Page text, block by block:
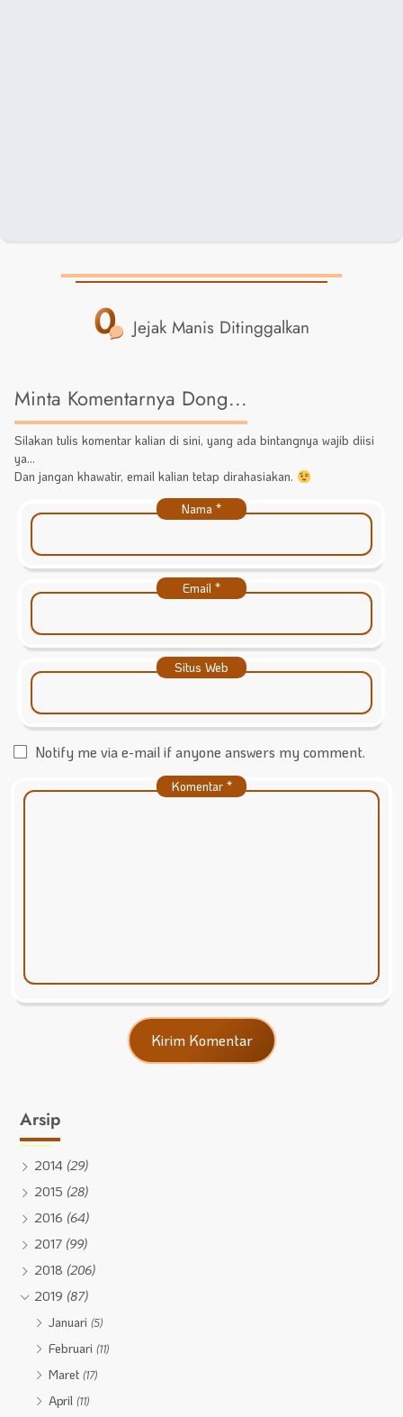
0 Jejak Manis Ditinggalkan
Minta Komentarnya Dong...
Silakan tulis komentar kalian di sini, yang ada bintangnya wajib diisi
ya...
Dan jangan khawatir, email kalian tetap dirahasiakan.
Nama *
Email *
Situs Web
Notify me via e-mail if anyone answers my comment.
Komentar *
Arsip
2014 (29)
2015 (28)
2016 (64)
2017 (99)
2018 (206)
2019 (87)
Januari(5)
Februari(11)
Maret(17)
April(11)